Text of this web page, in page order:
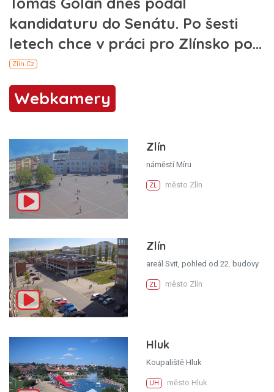
Webkamery
Zlín
náměstí Míru
ZL město Zlín
Zlín
areál Svit, pohled od 22. budovy
ZL město Zlín
Hluk
Koupaliště Hluk
UH město Hluk